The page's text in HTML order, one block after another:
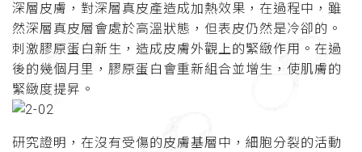
深層皮膚，對深層真皮產造成加熱效果，在過程中，雖
然深層真皮層會處於高溫狀態，但表皮仍然是冷卻的。
刺激膠原蛋白新生，造成皮膚外觀上的緊緻作用。在過
後的幾個月里，膠原蛋白會重新組合並增生，使肌膚的
緊緻度提昇。
研究證明，在沒有受傷的皮膚基層中，細胞分裂的活動